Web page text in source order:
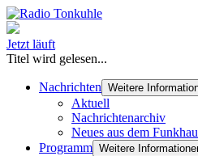
Jetzt läuft
Titel wird gelesen...
Nachrichten Weitere
Aktuell
Nachrichtenarchiv
Neues aus dem
Programm Weitere